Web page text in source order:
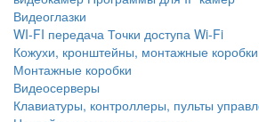
Видеоглазки
WI-FI передача Точки доступа Wi-Fi
Кожухи, кронштейны, монтажные коробки
Монтажные коробки
Видеосерверы
Клавиатуры, контроллеры, пульты